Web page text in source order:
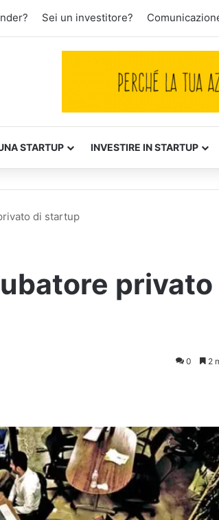
Sei un investitore?
STARTUP INVESTIRE IN STARTUP
di startup
privato
0 2